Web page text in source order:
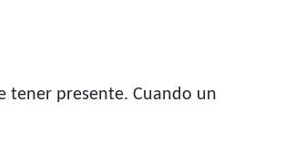
tener presente. Cuando un